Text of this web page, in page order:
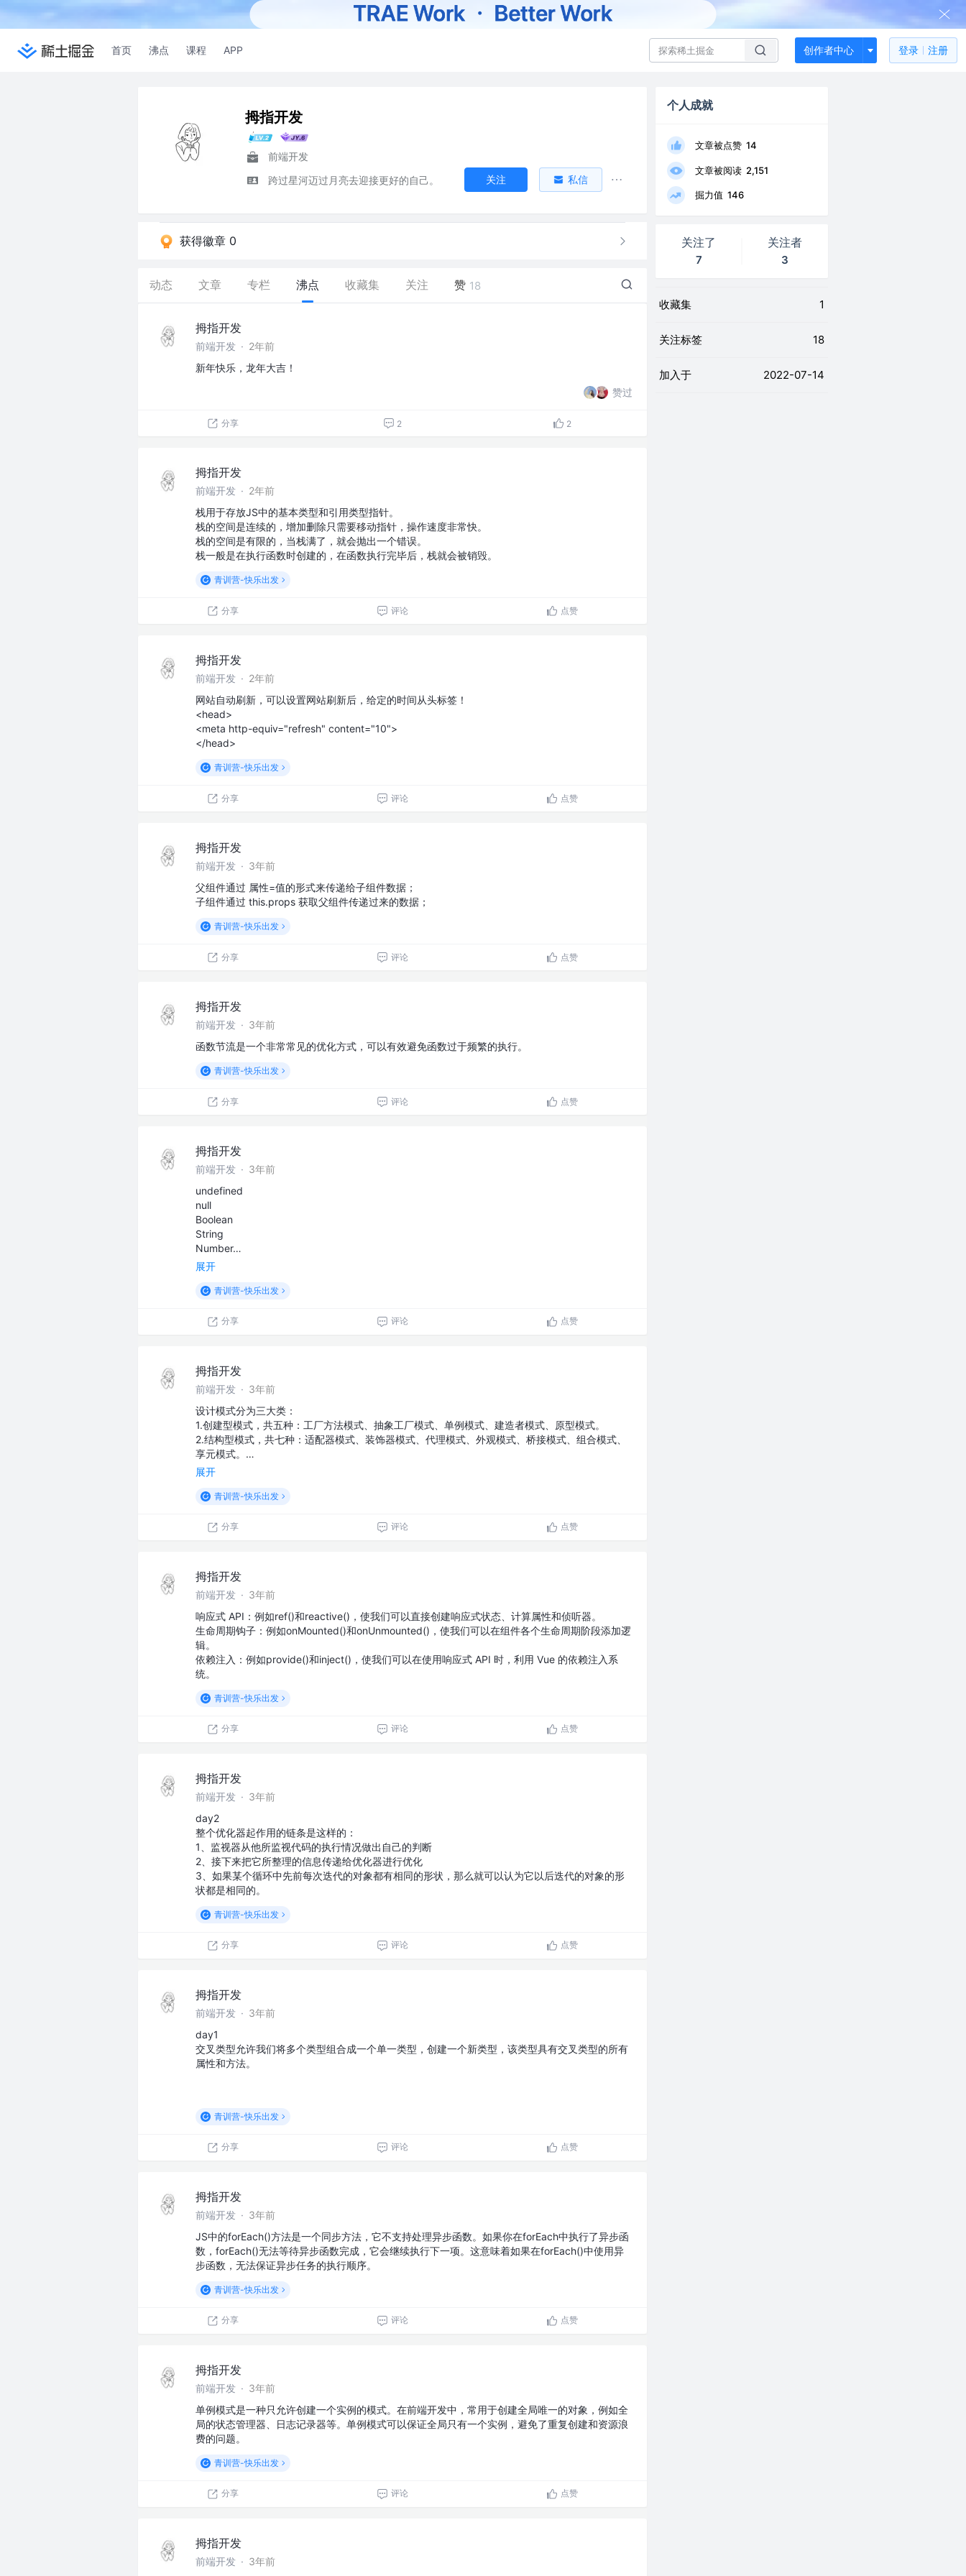
首页 沸点 课程 APP 创作者中心 登录 注册
拇指开发
前端开发
跨过星河迈过月亮去迎接更好的自己。
关注 私信
获得徽章 0
动态 文章 专栏 沸点 收藏集 关注 赞 18
拇指开发
前端开发 · 2年前
新年快乐，龙年大吉！
赞过
分享 2 2
拇指开发
前端开发 · 2年前
栈用于存放JS中的基本类型和引用类型指针。
栈的空间是连续的，增加删除只需要移动指针，操作速度非常快。
栈的空间是有限的，当栈满了，就会抛出一个错误。
栈一般是在执行函数时创建的，在函数执行完毕后，栈就会被销毁。
青训营-快乐出发
分享 评论 点赞
拇指开发
前端开发 · 2年前
网站自动刷新，可以设置网站刷新后，给定的时间从头标签！
<head>
<meta http-equiv="refresh" content="10">
</head>
青训营-快乐出发
分享 评论 点赞
拇指开发
前端开发 · 3年前
父组件通过 属性=值的形式来传递给子组件数据；
子组件通过 this.props 获取父组件传递过来的数据；
青训营-快乐出发
分享 评论 点赞
拇指开发
前端开发 · 3年前
函数节流是一个非常常见的优化方式，可以有效避免函数过于频繁的执行。
青训营-快乐出发
分享 评论 点赞
拇指开发
前端开发 · 3年前
undefined
null
Boolean
String
Number…
展开
青训营-快乐出发
分享 评论 点赞
拇指开发
前端开发 · 3年前
设计模式分为三大类：
1.创建型模式，共五种：工厂方法模式、抽象工厂模式、单例模式、建造者模式、原型模式。
2.结构型模式，共七种：适配器模式、装饰器模式、代理模式、外观模式、桥接模式、组合模式、
享元模式。…
展开
青训营-快乐出发
分享 评论 点赞
拇指开发
前端开发 · 3年前
响应式 API：例如ref()和reactive()，使我们可以直接创建响应式状态、计算属性和侦听器。
生命周期钩子：例如onMounted()和onUnmounted()，使我们可以在组件各个生命周期阶段添加逻
辑。
依赖注入：例如provide()和inject()，使我们可以在使用响应式 API 时，利用 Vue 的依赖注入系
统。
青训营-快乐出发
分享 评论 点赞
拇指开发
前端开发 · 3年前
day2
整个优化器起作用的链条是这样的：
1、监视器从他所监视代码的执行情况做出自己的判断
2、接下来把它所整理的信息传递给优化器进行优化
3、如果某个循环中先前每次迭代的对象都有相同的形状，那么就可以认为它以后迭代的对象的形
状都是相同的。
青训营-快乐出发
分享 评论 点赞
拇指开发
前端开发 · 3年前
day1
交叉类型允许我们将多个类型组合成一个单一类型，创建一个新类型，该类型具有交叉类型的所有
属性和方法。
青训营-快乐出发
分享 评论 点赞
拇指开发
前端开发 · 3年前
JS中的forEach()方法是一个同步方法，它不支持处理异步函数。如果你在forEach中执行了异步函
数，forEach()无法等待异步函数完成，它会继续执行下一项。这意味着如果在forEach()中使用异
步函数，无法保证异步任务的执行顺序。
青训营-快乐出发
分享 评论 点赞
拇指开发
前端开发 · 3年前
单例模式是一种只允许创建一个实例的模式。在前端开发中，常用于创建全局唯一的对象，例如全
局的状态管理器、日志记录器等。单例模式可以保证全局只有一个实例，避免了重复创建和资源浪
费的问题。
青训营-快乐出发
分享 评论 点赞
拇指开发
前端开发 · 3年前
个人成就
文章被点赞 14
文章被阅读 2,151
掘力值 146
关注了
7
关注者
3
收藏集 1
关注标签 18
加入于 2022-07-14